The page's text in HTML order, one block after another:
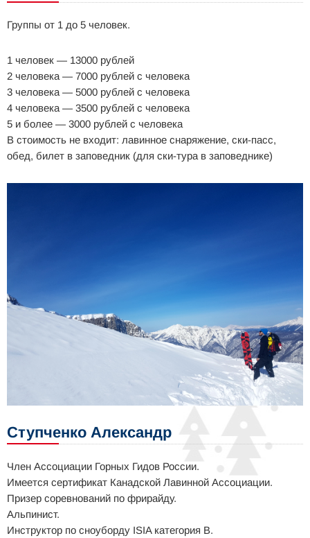
Группы от 1 до 5 человек.
1 человек — 13000 рублей
2 человека — 7000 рублей с человека
3 человека — 5000 рублей с человека
4 человека — 3500 рублей с человека
5 и более — 3000 рублей с человека
В стоимость не входит: лавинное снаряжение, ски-пасс,
обед, билет в заповедник (для ски-тура в заповеднике)
Ступченко Александр
Член Ассоциации Горных Гидов России.
Имеется сертификат Канадской Лавинной Ассоциации.
Призер соревнований по фрирайду.
Альпинист.
Инструктор по сноуборду ISIA категория B.